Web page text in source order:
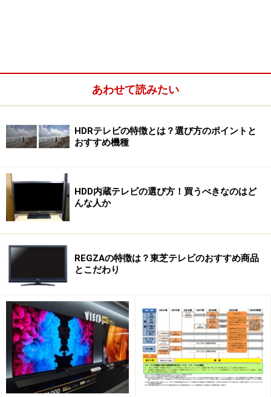
おすすめは三菱のMDR2
HDD内蔵テレビの差は、「外部ディスクにどう移動
するか」
長期保存するならレコーダー、すぐに消すならHDD
HDD内蔵はテレビのあるべき形
私の持論ではテレビ放送というシステムではハード（テ
レビジョン受像機）とソフト（放送番組）は本来一体の
ものであり、ハードが視聴者の生活に合わせて番組を一
時預かりしたり、繰り返し見られる録画型テレビは理に
適ったものなのです。
録画型テレビがおすすめなのはどんな人？
しかし、録画型テレビにも弱点があります。「録画」と
あわせて読みたい
HDRテレビの特徴とは？選び方のポイントと
おすすめ機種
HDD内蔵テレビの選び方！買うべきなのはど
んな人か
REGZAの特徴は？東芝テレビのおすすめ商品
とこだわり